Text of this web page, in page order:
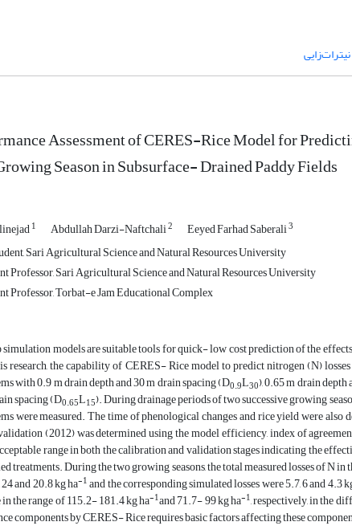
نیترات‌زایی
Assessment of CERES-Rice Model for
Season in Subsurface- Drained Paddy Fields
1 Abdullah Darzi-Naftchali2 Eeyed Farhad Saberali3
Sari Agricultural Science and Natural Resources University
Professor, Sari Agricultural Science and Natural Resources University
Professor, Torbat-e Jam Educational Complex
models are suitable tools for quick- low cost prediction of the
research, the capability of CERES- Rice model to predict nitrogen (N)
with 0.9 m drain depth and 30 m drain spacing (D0.9L30), 0.65 m drain
spacing (D0.65L15). During drainage periods of two successive growing
were measured. The time of phenological changes and rice yield were
(2012) was determined using the model efficiency, index of
range in both the calibration and validation stages indicating the
treatments. During the two growing seasons, the total measured losses of N in
and 20.8 kg ha-1and the corresponding simulated losses were 5.7, 6 and 4.3
the range of 115.2- 181.4 kg ha-1and 71.7- 99 kg ha-1, respectively, in the
components by CERES- Rice requires basic factors affecting these